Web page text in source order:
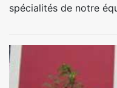
spécialités de notre